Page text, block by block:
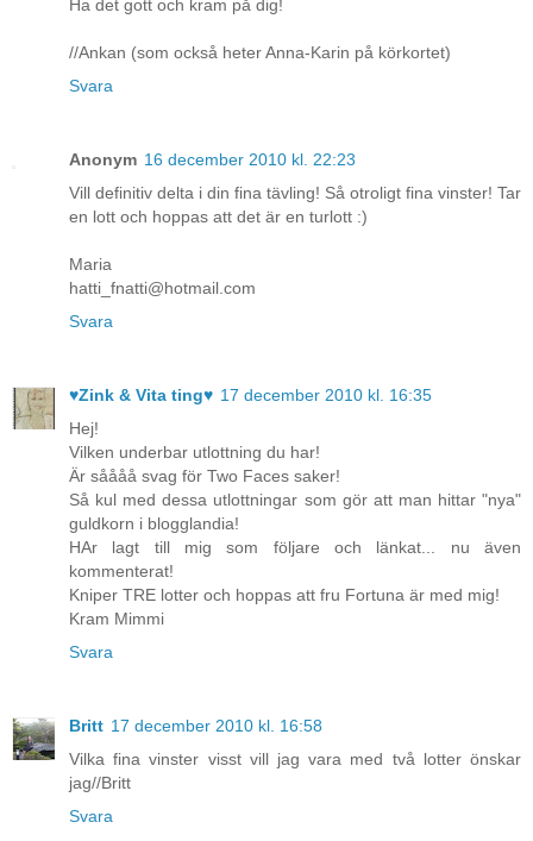
Ha det gott och kram på dig!
//Ankan (som också heter Anna-Karin på körkortet)
Svara
Anonym 16 december 2010 kl. 22:23
Vill definitiv delta i din fina tävling! Så otroligt fina vinster! Tar
en lott och hoppas att det är en turlott :)
Maria
hatti_fnatti@hotmail.com
Svara
♥Zink & Vita ting♥ 17 december 2010 kl. 16:35
Hej!
Vilken underbar utlottning du har!
Är såååå svag för Two Faces saker!
Så kul med dessa utlottningar som gör att man hittar "nya"
guldkorn i blogglandia!
HAr lagt till mig som följare och länkat... nu även
kommenterat!
Kniper TRE lotter och hoppas att fru Fortuna är med mig!
Kram Mimmi
Svara
Britt 17 december 2010 kl. 16:58
Vilka fina vinster visst vill jag vara med två lotter önskar
jag//Britt
Svara